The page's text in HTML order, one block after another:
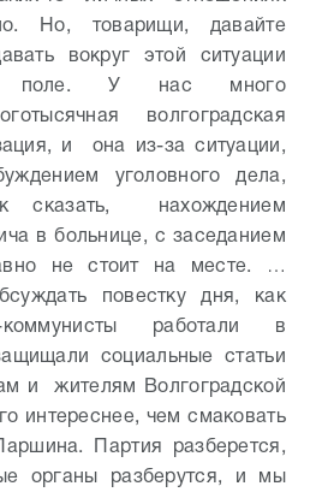
Но, товарищи, давайте
вокруг этой ситуации
поле. У нас много
волгоградская
и она из-за ситуации,
уголовного дела,
сказать, нахождением
в больнице, с заседанием
не стоит на месте. …
повестку дня, как
коммунисты работали в
социальные статьи
и жителям Волгоградской
интереснее, чем смаковать
Партия разберется,
органы разберутся, и мы